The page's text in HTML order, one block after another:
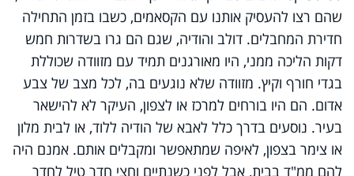
שהם רצו להעסיק אותנו עם הקסאמים, כשבו בזמן התחילה
חדירת המחבלים. דולב והודיה, שגם הם גרו בשדרות חמש
דקות הליכה ממני, היו מאורגנים תמיד עם מזוודה שכוללת
בגדי חורף וקיץ. מזוודה שלא נוגעים בה, לכל מצב של צבע
אדום. הם היו בורחים למרכז או לצפון, העיקר לא להישאר
בעיר. נוסעים בדרך כלל לאבא של הודיה ללוד, או לבית מלון
או צימר בצפון, לאיפה שמתאפשר ומקבלים אותם. אמנם היה
להם ממ"ד בבית, אבל לפני כשנתיים וחצי חדר טיל לחדר